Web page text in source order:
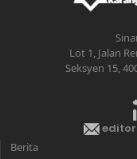
Lot 1, Jalan
Seksyen 15,
Berita